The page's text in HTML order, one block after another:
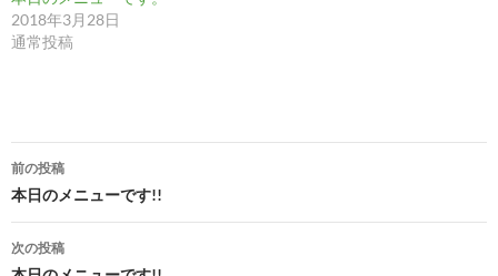
2018年3月28日
通常投稿
投
稿
ナ
前の投稿
本日のメニューです!!
次の投稿